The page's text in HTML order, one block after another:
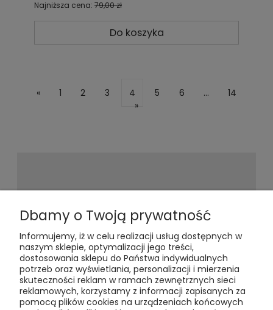
Najniższa cena: 79,00 zł
Do koszyka
« 1 2 3 4 5 6 ...
14
»
Newsletter
Podaj swój adres e-mail, jeżeli chcesz
otrzymywać informacje o
nowościach i promocjach.
Dbamy o Twoją prywatność
Informujemy, iż w celu realizacji usług dostępnych w
naszym sklepie, optymalizacji jego treści,
dostosowania sklepu do Państwa indywidualnych
potrzeb oraz wyświetlania, personalizacji i mierzenia
skuteczności reklam w ramach zewnętrznych sieci
reklamowych, korzystamy z informacji zapisanych za
pomocą plików cookies na urządzeniach końcowych